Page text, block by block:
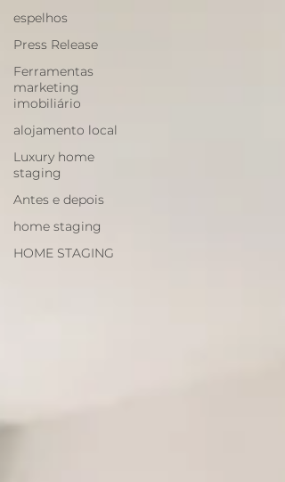
espelhos
Press Release
Ferramentas
marketing
imobiliário
alojamento local
Luxury home
staging
Antes e depois
home staging
HOME STAGING